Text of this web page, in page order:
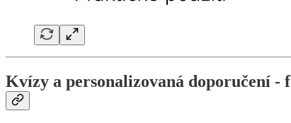
Kvízy a personalizovaná doporučení -